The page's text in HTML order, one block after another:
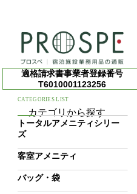
適格請求書事業者登録番号
T6010001123256
CATEGORIES LIST
カテゴリから探す
トータルアメニティシリー
ズ
客室アメニティ
バッグ・袋